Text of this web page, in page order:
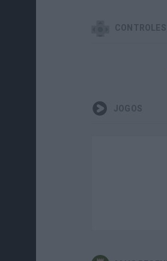
CONTROLES
JOGOS